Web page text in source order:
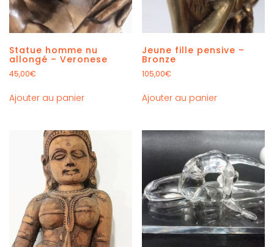
Statue homme nu
allongé – Veronese
45,00€
Ajouter au panier
Jeune fille pensive –
Bronze
105,00€
Ajouter au panier